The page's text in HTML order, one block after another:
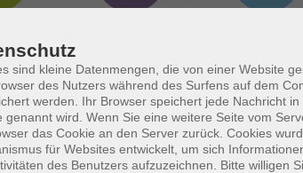
sind kleine Datenmengen, die von einer Website
des Nutzers während des Surfens auf dem
werden. Ihr Browser speichert jede Nachricht
genannt wird. Wenn Sie eine weitere Seite vom
das Cookie an den Server zurück. Cookies
für Websites entwickelt, um sich
des Benutzers aufzuzeichnen. Bitte willigen